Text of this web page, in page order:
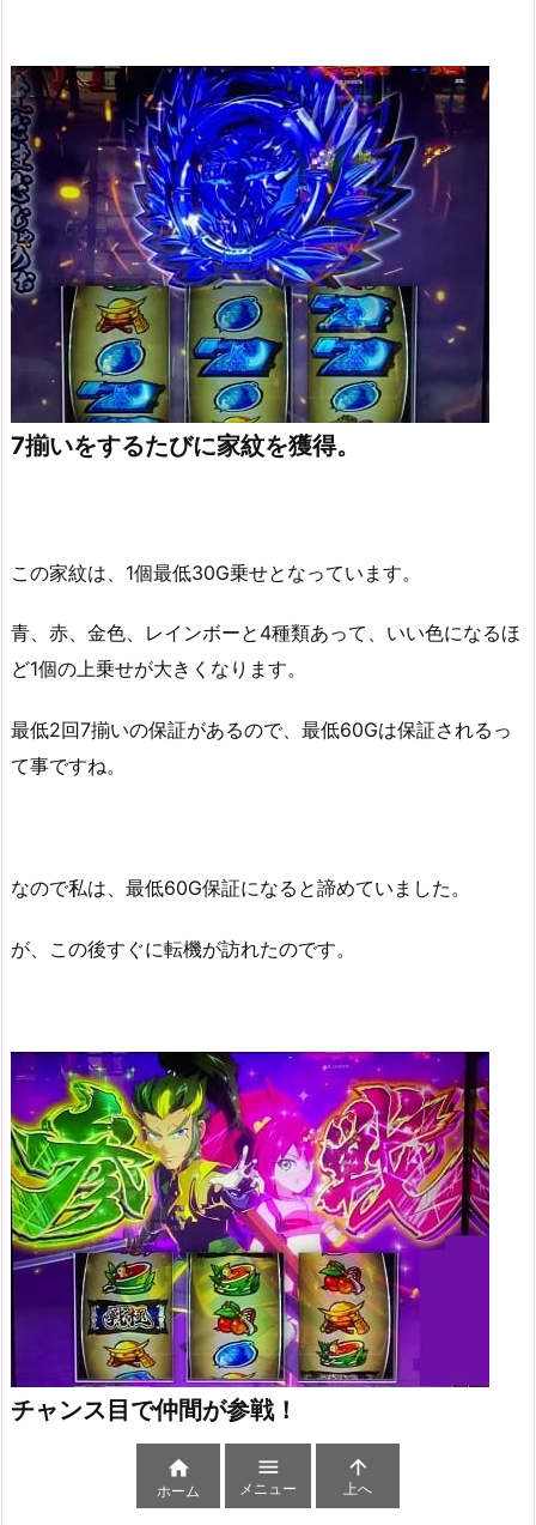
7揃いをするたびに家紋を獲得。
この家紋は、1個最低30G乗せとなっています。
青、赤、金色、レインボーと4種類あって、いい色になるほ
ど1個の上乗せが大きくなります。
最低2回7揃いの保証があるので、最低60Gは保証されるっ
て事ですね。
なので私は、最低60G保証になると諦めていました。
が、この後すぐに転機が訪れたのです。
チャンス目で仲間が参戦！

ホーム

メニュー

上へ